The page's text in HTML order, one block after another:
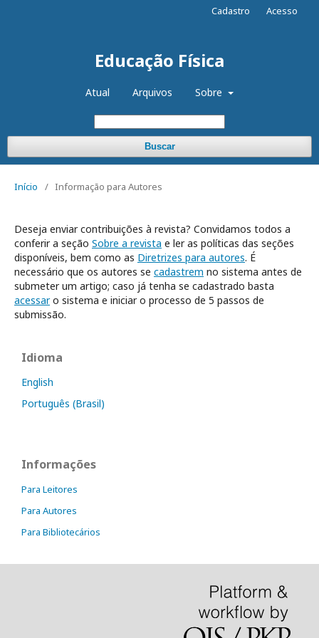
Educação Física
Atual Arquivos Sobre
Buscar
Cadastro Acesso
Início / Informação para Autores
Deseja enviar contribuições à revista? Convidamos todos a
conferir a seção Sobre a revista e ler as políticas das seções
disponíveis, bem como as Diretrizes para autores. É
necessário que os autores se cadastrem no sistema antes de
submeter um artigo; caso já tenha se cadastrado basta
acessaro sistema e iniciar o processo de 5 passos de
submissão.
Idioma
English
Português (Brasil)
Informações
Para Leitores
Para Autores
Para Bibliotecários